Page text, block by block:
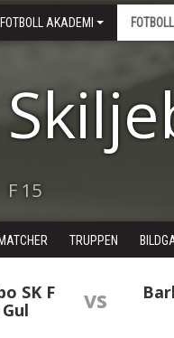
FOTBOLL AKADEMI
F 15
MATCHER TRUPPEN
SK F
vs